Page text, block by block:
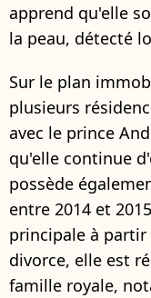
apprend qu'elle
la peau, détecté
Sur le plan
plusieurs
avec le prince
qu'elle continue
possède
entre 2014 et
principale à partir
divorce, elle est
famille royale,